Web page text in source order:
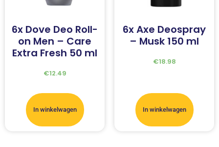
6x Dove Deo Roll-
on Men – Care
Extra Fresh 50 ml
€12.49
In winkelwagen
6x Axe Deospray
– Musk 150 ml
€18.98
In winkelwagen